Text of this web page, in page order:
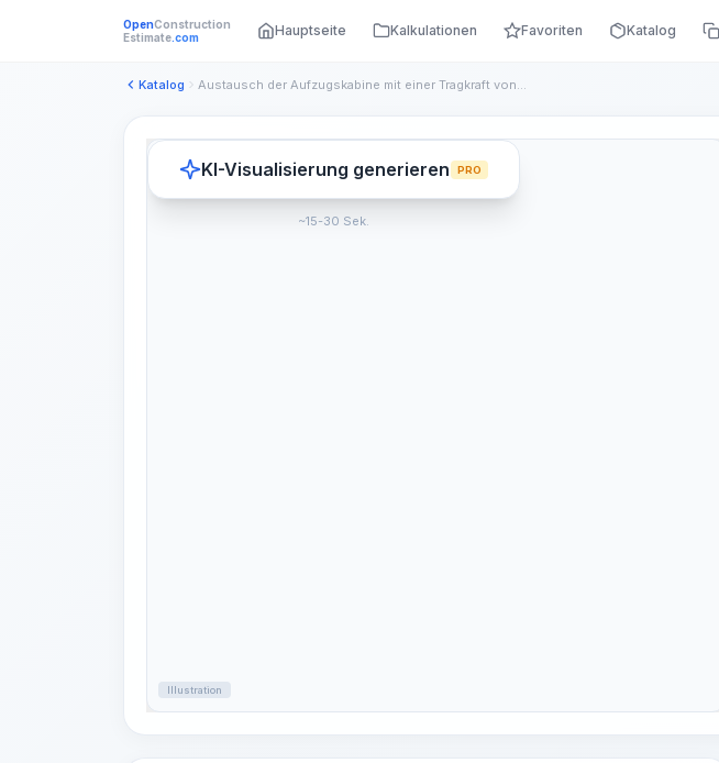
OpenConstruction
Estimate.com Hauptseite Kalkulationen Favoriten Katalog
Katalog Austausch der Aufzugskabine mit einer Tragkraft von, über 40...
Illustration
KI-Visualisierung generieren PRO
~15-30 Sek.